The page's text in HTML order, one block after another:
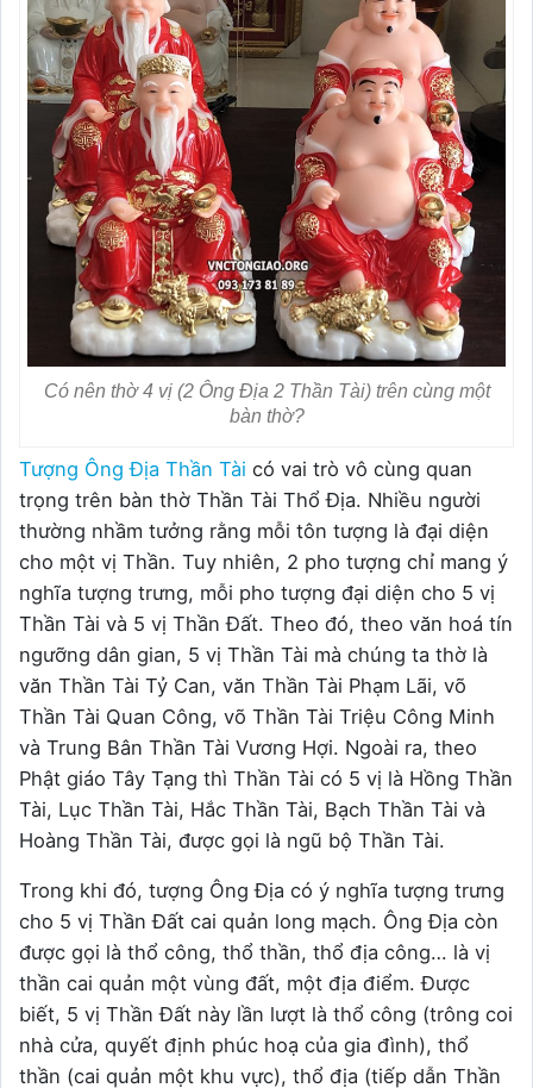
Có nên thờ 4 vị (2 Ông Địa 2 Thần Tài) trên cùng một
bàn thờ?
Tượng Ông Địa Thần Tài có vai trò vô cùng quan
trọng trên bàn thờ Thần Tài Thổ Địa. Nhiều người
thường nhầm tưởng rằng mỗi tôn tượng là đại diện
cho một vị Thần. Tuy nhiên, 2 pho tượng chỉ mang ý
nghĩa tượng trưng, mỗi pho tượng đại diện cho 5 vị
Thần Tài và 5 vị Thần Đất. Theo đó, theo văn hoá tín
ngưỡng dân gian, 5 vị Thần Tài mà chúng ta thờ là
văn Thần Tài Tỷ Can, văn Thần Tài Phạm Lãi, võ
Thần Tài Quan Công, võ Thần Tài Triệu Công Minh
và Trung Bân Thần Tài Vương Hợi. Ngoài ra, theo
Phật giáo Tây Tạng thì Thần Tài có 5 vị là Hồng Thần
Tài, Lục Thần Tài, Hắc Thần Tài, Bạch Thần Tài và
Hoàng Thần Tài, được gọi là ngũ bộ Thần Tài.
Trong khi đó, tượng Ông Địa có ý nghĩa tượng trưng
cho 5 vị Thần Đất cai quản long mạch. Ông Địa còn
được gọi là thổ công, thổ thần, thổ địa công… là vị
thần cai quản một vùng đất, một địa điểm. Được
biết, 5 vị Thần Đất này lần lượt là thổ công (trông coi
nhà cửa, quyết định phúc hoạ của gia đình), thổ
thần (cai quản một khu vực), thổ địa (tiếp dẫn Thần